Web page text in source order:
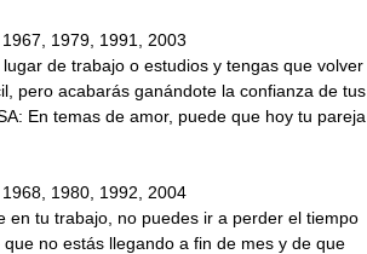
1979, 1991, 2003
de trabajo o estudios y tengas que volver
pero acabarás ganándote la confianza de tus
En temas de amor, puede que hoy tu pareja
1980, 1992, 2004
en tu trabajo, no puedes ir a perder el tiempo
no estás llegando a fin de mes y de que